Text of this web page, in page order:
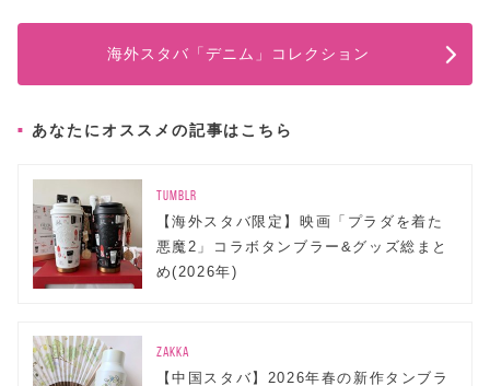
海外スタバ「デニム」コレクション
あなたにオススメの記事はこちら
TUMBLR
【海外スタバ限定】映画「プラダを着た
悪魔2」コラボタンブラー&グッズ総まと
め(2026年)
ZAKKA
【中国スタバ】2026年春の新作タンブラ